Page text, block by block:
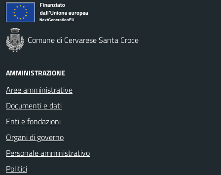
Comune di Cervarese Santa Croce
AMMINISTRAZIONE
Aree amministrative
Documenti e dati
Enti e fondazioni
Organi di governo
Personale amministrativo
Politici